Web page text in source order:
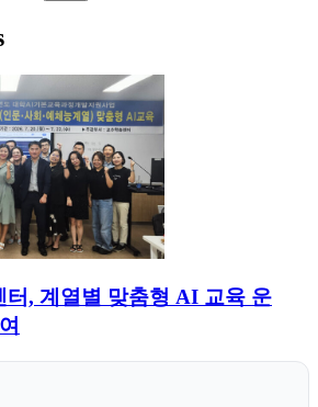
터, 계열별 맞춤형 AI 교육 운